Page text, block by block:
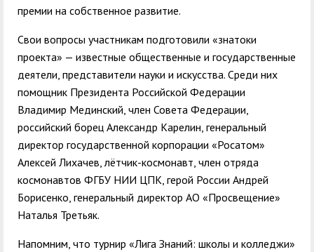
премии на собственное развитие.
Свои вопросы участникам подготовили «знатоки
проекта» — известные общественные и государственные
деятели, представители науки и искусства. Среди них
помощник Президента Российской Федерации
Владимир Мединский, член Совета Федерации,
российский борец Александр Карелин, генеральный
директор государственной корпорации «Росатом»
Алексей Лихачев, лётчик-космонавт, член отряда
космонавтов ФГБУ НИИ ЦПК, герой России Андрей
Борисенко, генеральный директор АО «Просвещение»
Наталья Третьяк.
Напомним, что турнир «Лига Знаний: школы и колледжи»